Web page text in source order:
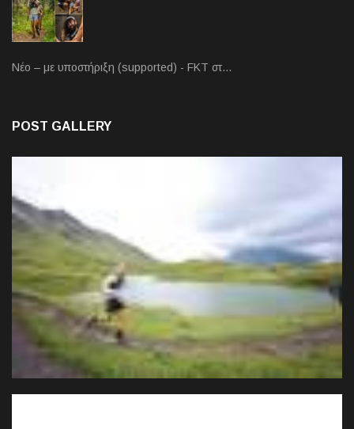
Νέο – με υποστήριξη (supported) - FKT στ…
POST GALLERY